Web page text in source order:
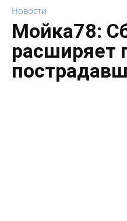
Новости
Мойка78:
расширяет